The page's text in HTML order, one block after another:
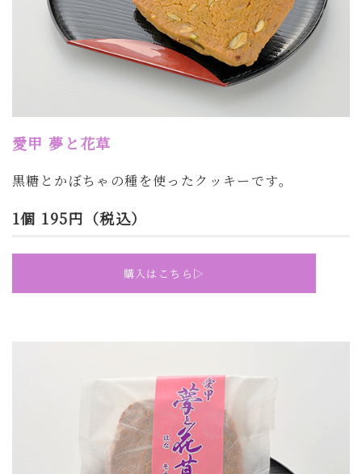
愛甲 夢と花草
黒糖と かぼちゃの種を使ったクッキーです。
1個 195円（税込）
購入はこちら▷